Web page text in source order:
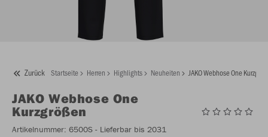
Zurück Startseite Herren Highlights Neuheiten JAKO Webhose One
JAKO Webhose One
Kurzgrößen
Artikelnummer: 6500S - Lieferbar bis 2031